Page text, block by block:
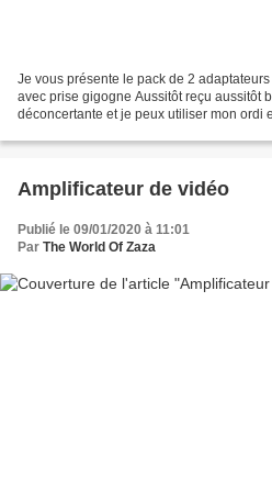
Je vous présente le pack de 2
avec prise gigogne Aussitôt reçu aussitôt
déconcertante et je peux utiliser mon ordi
Amplificateur de vidéo
Publié le 09/01/2020 à 11:01
Par The World Of Zaza